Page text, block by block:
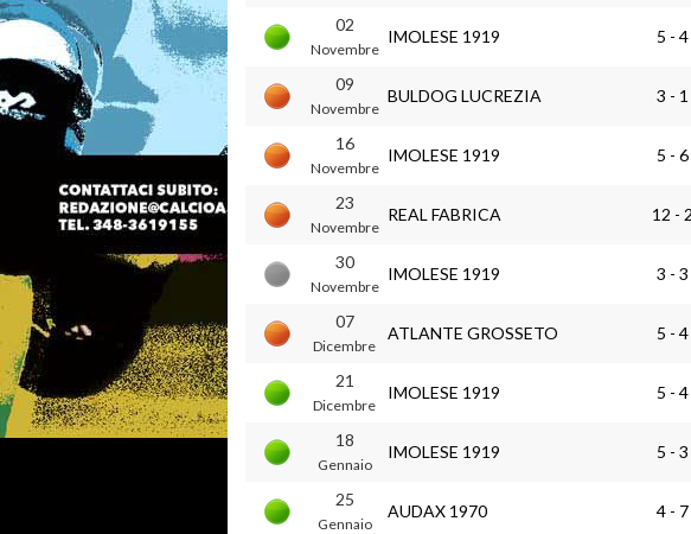
02
Novembre
IMOLESE 1919 5 - 4
09
Novembre
BULDOG LUCREZIA 3 - 1
16
Novembre
IMOLESE 1919 5 - 6
23
Novembre
REAL FABRICA 12 - 2
30
Novembre
IMOLESE 1919 3 - 3
07
Dicembre
ATLANTE GROSSETO 5 - 4
21
Dicembre
IMOLESE 1919 5 - 4
18
Gennaio
IMOLESE 1919 5 - 3
25
Gennaio
AUDAX 1970 4 - 7